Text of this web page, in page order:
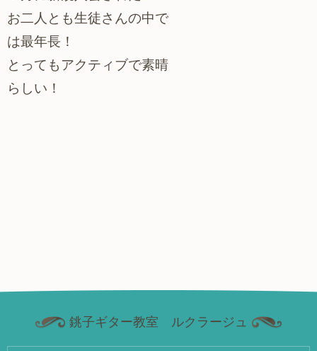
お二人とも生徒さんの中で
は最年長！
とってもアクティブで素晴
らしい！
銚子ギター教室 ルクラージュ